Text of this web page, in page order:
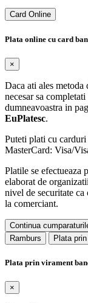
Card Online
Plata online cu card
×
Daca ati ales metoda
necesar sa
dumneavoastra in
EuPlatesc.
Puteti plati cu carduri
MasterCard: Visa/
Platile se efectueaza
elaborat de
nivel de securitate
la comerciant.
Continua
Ramburs
Plata prin virament
×